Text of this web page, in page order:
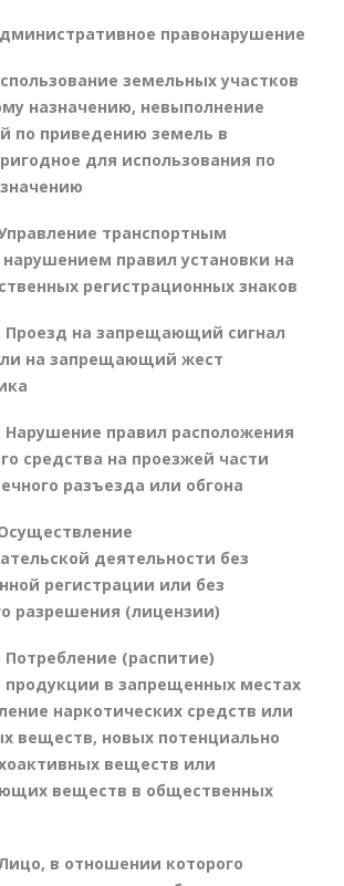
правонарушение
земельных участков
назначению, невыполнение
по приведению земель в
для использования по
транспортным
правил установки на
регистрационных знаков
Проезд на запрещающий сигнал
на запрещающий жест
Нарушение правил расположения
средства на проезжей части
разъезда или обгона
деятельности без
регистрации или без
разрешения (лицензии)
Потребление (распитие)
продукции в запрещенных местах
наркотических средств или
веществ, новых потенциально
веществ или
веществ в общественных
в отношении которого